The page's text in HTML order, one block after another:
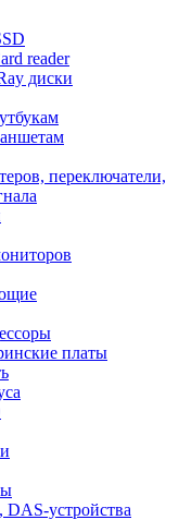
reader
диски
переключатели,
платы
DAS-устройства